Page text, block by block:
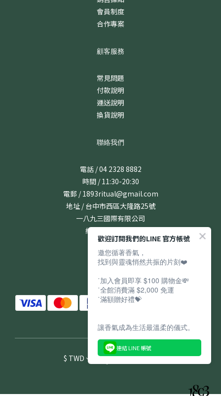
會員制度
合作專案
顧客服務
常見問題
付款說明
運送說明
換貨說明
聯絡我們
電話 / 04 2328 8882
時間 / 11:30-20:30
電郵 / 1893ritual@gmail.com
地址 / 台中市西區大隆路25號
一八九三國際有限公司
統編 / 24831167
$ TWD 繁體中文
歡迎訂閱我們的LINE 官方帳號
邀您循著香氣，
找到與靈魂悄然共振的片刻❤️
˙加入會員即享 $100 購物金💸
˙全館消費滿 $2,000 免運
˙滿額贈好禮💝
讓香氣成為生活最溫柔的儀式。
連結 LINE 帳號